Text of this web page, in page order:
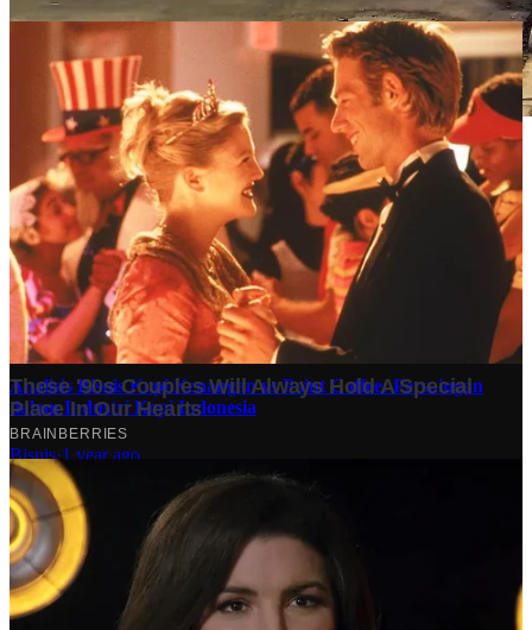
Stok BBM di Indonesia Hanya Tinggal 21 Hari, Apa
Dampaknya bagi Masyarakat?
Finansial·5 months ago
10 Makam Wali di Banten: Tempat Suci yang Memancarkan
Spiritualitas dan Sejarah
Tech·2 years ago
Analisis Bisnis Kopi Kenangan vs Point Coffee: Persaingan
dalam Industri Kopi Indonesia
Bisnis·1 year ago
Share: